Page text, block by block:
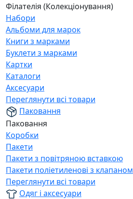
Філателія (Колекціонування)
Набори
Альбоми для марок
Книги з марками
Буклети з марками
Картки
Каталоги
Аксесуари
Переглянути всі товари
Паковання
Паковання
Коробки
Пакети
Пакети з повітряною вставкою
Пакети поліетиленові з клапаном
Переглянути всі товари
Одяг і аксесуари